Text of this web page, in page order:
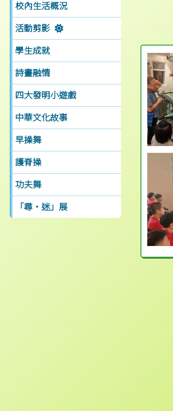
校內生活概況
活動剪影
學生成就
詩畫融情
四大發明小遊戲
中華文化故事
早操舞
護脊操
功夫舞
「尋‧迷」展